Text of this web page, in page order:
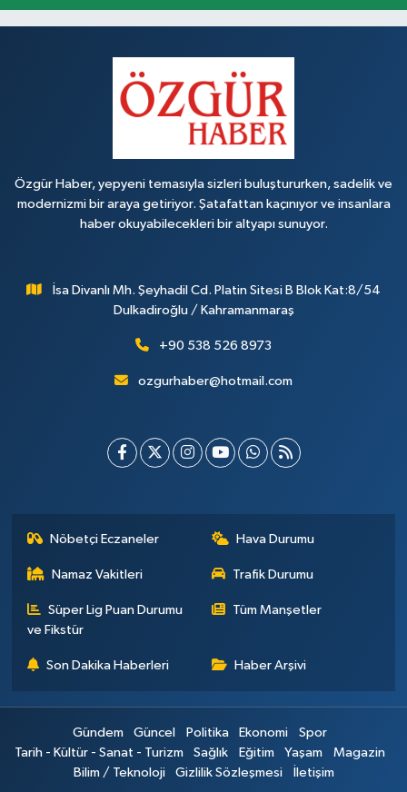
Özgür Haber, yepyeni temasıyla sizleri buluştururken, sadelik ve
modernizmi bir araya getiriyor. Şatafattan kaçınıyor ve insanlara
haber okuyabilecekleri bir altyapı sunuyor.
İsa Divanlı Mh. Şeyhadil Cd. Platin Sitesi B Blok Kat:8/54
Dulkadiroğlu / Kahramanmaraş
+90 538 526 8973
ozgurhaber@hotmail.com
Nöbetçi Eczaneler Hava Durumu
Namaz Vakitleri Trafik Durumu
Süper Lig Puan Durumu
ve Fikstür
Tüm Manşetler
Son Dakika Haberleri Haber Arşivi
Gündem Güncel Politika Ekonomi
Spor
Tarih - Kültür - Sanat - Turizm
Sağlık Eğitim Yaşam
Magazin
Bilim / Teknoloji
Gizlilik Sözleşmesi İletişim